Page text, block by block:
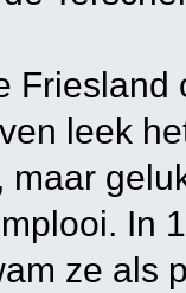
Friesland
leek
maar
In
ze als